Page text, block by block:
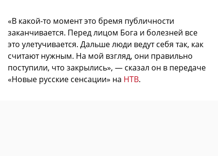
«В какой-то момент это бремя публичности
заканчивается. Перед лицом Бога и болезней все
это улетучивается. Дальше люди ведут себя так, как
считают нужным. На мой взгляд, они правильно
поступили, что закрылись», — сказал он в передаче
«Новые русские сенсации» на НТВ.